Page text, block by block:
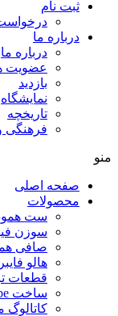
ثبت نام
درباره ما
درباره ما
عضویت
بازدید
نمایشگاه
تاريخچه
فرهنگی
منو
صفحه اصلی
محصولات
ست
سوزن
صافی
هالو
قطعات
ساخت Tube